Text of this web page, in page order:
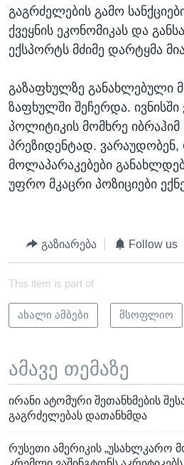
გაგრძელების გამო
ქვეყნის ეკონომიკას და
ექსპორტს მძიმე დარტყმა
გაზაფხულზე განახლებული
ზაფხულში შეჩერდა. ივნისში
პოლიტიკის მომხრე იბრაჰიმ
პრეზიდენტად. ვარაუდობენ,
მოლაპარაკებები
უფრო მკაცრი პოზიციები
გაზიარება Follow us
This item is part of
ახალი ამბები მსოფლიო
ამავე თემაზე
ირანი ატომური შეთანხმების
გაგრძელებას დათანხმდა
რუსეთი ამერიკის „უსახლკარო